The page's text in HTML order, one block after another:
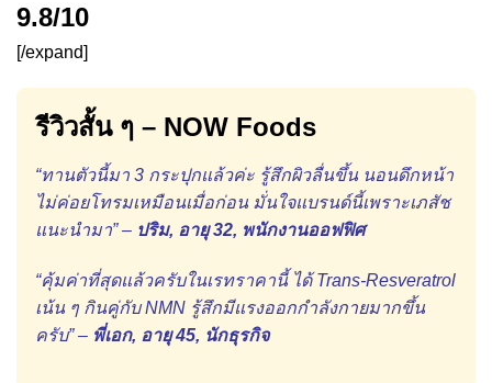
9.8/10
[/expand]
รีวิวสั้น ๆ – NOW Foods
“ทานตัวนี้มา 3 กระปุกแล้วค่ะ รู้สึกผิวลื่นขึ้น นอนดึกหน้า
ไม่ค่อยโทรมเหมือนเมื่อก่อน มั่นใจแบรนด์นี้เพราะเภสัช
แนะนำมา” – ปริม, อายุ 32, พนักงานออฟฟิศ
“คุ้มค่าที่สุดแล้วครับในเรทราคานี้ ได้ Trans-Resveratrol
เน้น ๆ กินคู่กับ NMN รู้สึกมีแรงออกกำลังกายมากขึ้น
ครับ” – พี่เอก, อายุ 45, นักธุรกิจ